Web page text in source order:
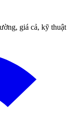
giá cả, kỹ thuật